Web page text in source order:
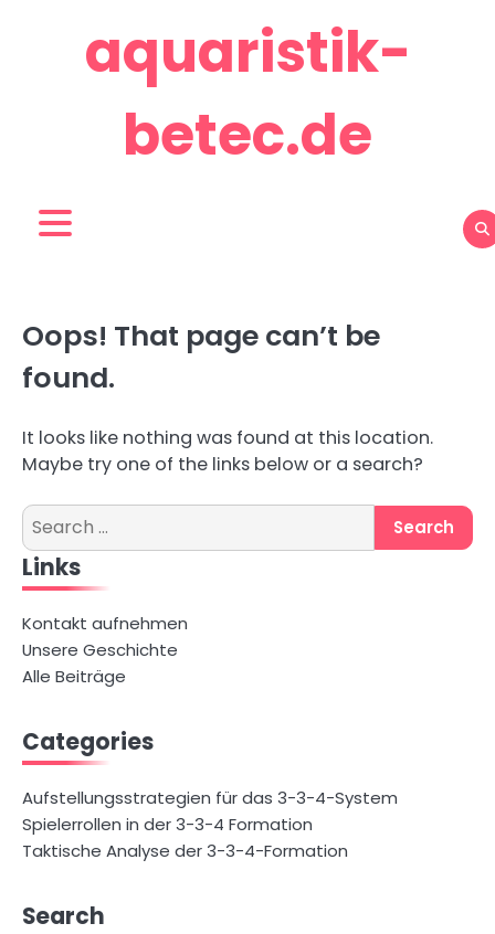
aquaristik-
betec.de
Oops! That page can’t be
found.
It looks like nothing was found at this location.
Maybe try one of the links below or a search?
Search
for:
Links
Kontakt aufnehmen
Unsere Geschichte
Alle Beiträge
Categories
Aufstellungsstrategien für das 3-3-4-System
Spielerrollen in der 3-3-4 Formation
Taktische Analyse der 3-3-4-Formation
Search